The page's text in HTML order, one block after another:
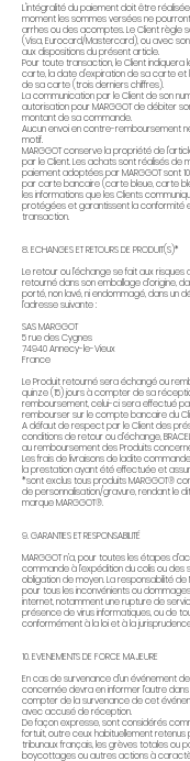
L'intégralité du paiement doit être
moment les sommes versées ne
arrhes ou des acomptes. Le Client
(Visa, Eurocard/Mastercard), ou avec
aux dispositions du présent article.
Pour toute transaction, le Client
carte, la date d'expiration de sa carte
de sa carte (trois derniers chiffres).
La communication par le Client de son
autorisation pour MARGGOT de débiter
montant de sa commande.
Aucun envoi en contre-remboursement
motif.
MARGGOT conserve la propriété de
par le Client. Les achats sont réalisés de
paiement adoptées par MARGGOT sont
par carte bancaire (carte bleue, carte
les informations que les Clients
protégées et garantissent la conformité
transaction.
8. ECHANGES ET RETOURS DE PRODUIT(S)*
Le retour ou l’échange se fait aux risques
retourné dans son emballage d’origine,
porté, non lavé, ni endommagé, dans un
l’adresse suivante :
SAS MARGGOT
5 rue des Cygnes
74940 Annecy-le-Vieux
France
Le Produit retourné sera échangé ou
quinze (15) jours à compter de sa
remboursement, celui-ci sera effectué
rembourser sur le compte bancaire du
A défaut de respect par le Client des
conditions de retour ou d’échange,
au remboursement des Produits
Les frais de livraisons de ladite
la prestation ayant été effectuée et
*sont exclus tous produits MARGGOT®
de personnalisation/gravure, rendant le
marque MARGGOT®.
9. GARANTIES ET RESPONSABILITÉ
MARGGOT n’a, pour toutes les étapes
commande à l’expédition du colis ou des
obligation de moyen. La responsabilité
pour tous les inconvénients ou
internet, notamment une rupture de
présence de virus informatiques, ou de
conformément à la loi et à la
10. EVENEMENTS DE FORCE MAJEURE
En cas de survenance d’un événement
concernée devra en informer l’autre dans
compter de la survenance de cet
avec accusé de réception.
De façon expresse, sont considérés
fortuit, outre ceux habituellement
tribunaux français, les grèves totales ou
boycottages ou autres actions à